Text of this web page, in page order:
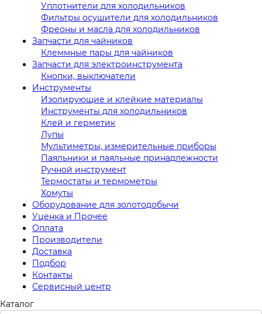
Уплотнители для холодильников
Фильтры осушители для холодильников
Фреоны и масла для холодильников
Запчасти для чайников
Клеммные пары для чайников
Запчасти для электроинструмента
Кнопки, выключатели
Инструменты
Изолирующие и клейкие материалы
Инструменты для холодильников
Клей и герметик
Лупы
Мультиметры, измерительные приборы
Паяльники и паяльные принадлежности
Ручной инструмент
Термостаты и термометры
Хомуты
Оборудование для золотодобычи
Уценка и Прочее
Оплата
Производители
Доставка
Подбор
Контакты
Сервисный центр
Каталог